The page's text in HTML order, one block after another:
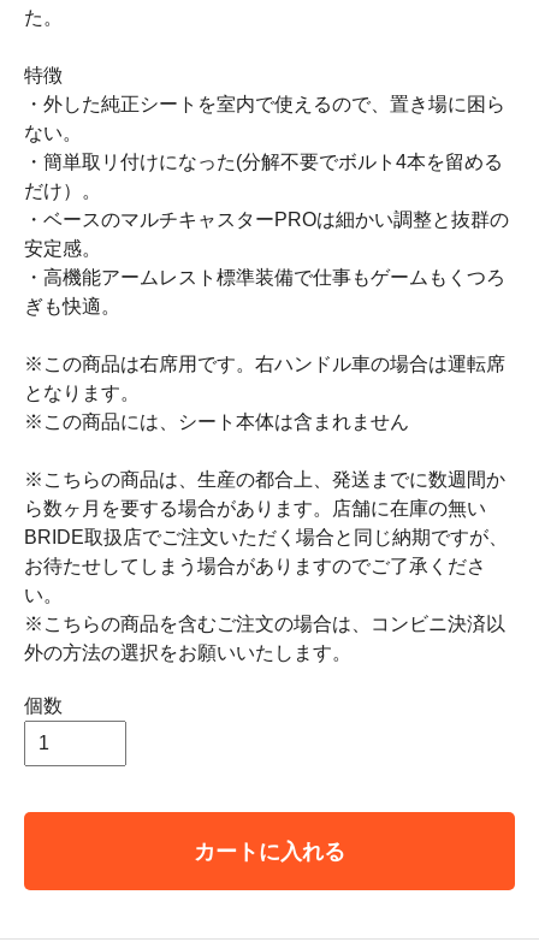
た。
特徴
・外した純正シートを室内で使えるので、置き場に困ら
ない。
・簡単取リ付けになった(分解不要でボルト4本を留める
だけ）。
・ベースのマルチキャスターPROは細かい調整と抜群の
安定感。
・高機能アームレスト標準装備で仕事もゲームもくつろ
ぎも快適。
※この商品は右席用です。右ハンドル車の場合は運転席
となります。
※この商品には、シート本体は含まれません
※こちらの商品は、生産の都合上、発送までに数週間か
ら数ヶ月を要する場合があります。店舗に在庫の無い
BRIDE取扱店でご注文いただく場合と同じ納期ですが、
お待たせしてしまう場合がありますのでご了承くださ
い。
※こちらの商品を含むご注文の場合は、コンビニ決済以
外の方法の選択をお願いいたします。
個数
カートに入れる